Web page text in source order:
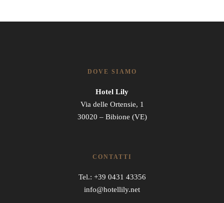
DOVE SIAMO
Hotel Lily
Via delle Ortensie, 1
30020 – Bibione (VE)
CONTATTI
Tel.: +39 0431 43356
info@hotellily.net